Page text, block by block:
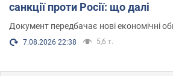
санкції проти Росії: що далі
Документ передбачає нові економічні
7.08.2026 22:38 5,6 т.